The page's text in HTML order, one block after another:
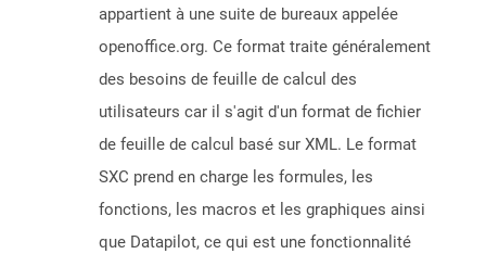
appartient à une suite de bureaux appelée
openoffice.org. Ce format traite généralement
des besoins de feuille de calcul des
utilisateurs car il s'agit d'un format de fichier
de feuille de calcul basé sur XML. Le format
SXC prend en charge les formules, les
fonctions, les macros et les graphiques ainsi
que Datapilot, ce qui est une fonctionnalité